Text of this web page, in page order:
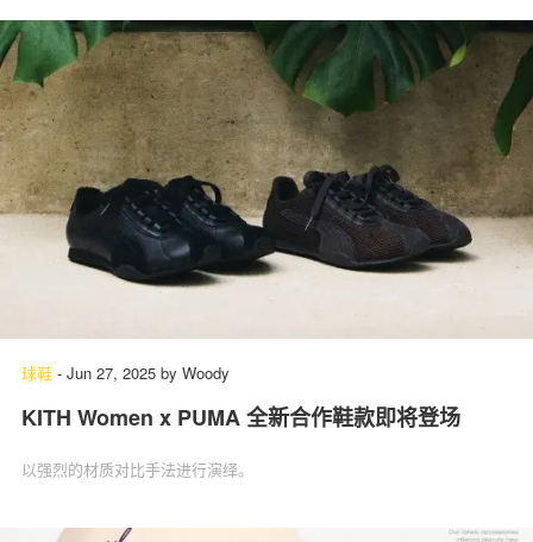
球鞋 - Jun 27, 2025 by Woody
KITH Women x PUMA 全新合作鞋款即将登场
以强烈的材质对比手法进行演绎。